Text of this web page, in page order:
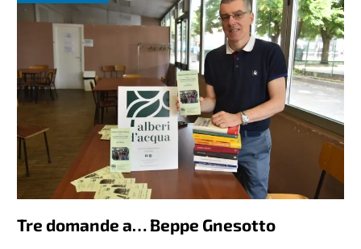
Tre domande a… Beppe Gnesotto